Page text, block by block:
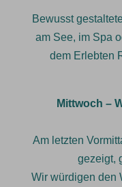
Bewusst
am See, im Spa
dem Erlebten
Mittwoch –
Am letzten
gezeigt,
Wir würdigen den